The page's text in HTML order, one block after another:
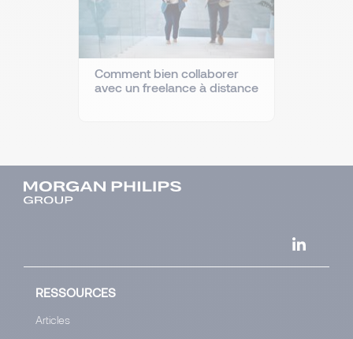
Comment bien collaborer
avec un freelance à distance
RESSOURCES
Articles